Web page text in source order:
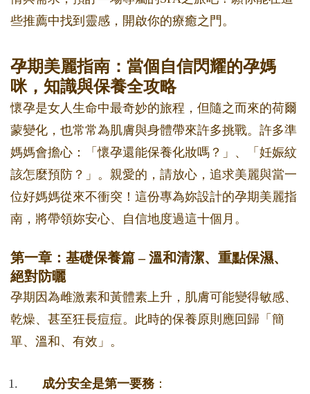
些推薦中找到靈感，開啟你的療癒之門。
孕期美麗指南：當個自信閃耀的孕媽
咪，知識與保養全攻略
懷孕是女人生命中最奇妙的旅程，但隨之而來的荷爾
蒙變化，也常常為肌膚與身體帶來許多挑戰。許多準
媽媽會擔心：「懷孕還能保養化妝嗎？」、「妊娠紋
該怎麼預防？」。親愛的，請放心，追求美麗與當一
位好媽媽從來不衝突！這份專為妳設計的孕期美麗指
南，將帶領妳安心、自信地度過這十個月。
第一章：基礎保養篇 – 溫和清潔、重點保濕、
絕對防曬
孕期因為雌激素和黃體素上升，肌膚可能變得敏感、
乾燥、甚至狂長痘痘。此時的保養原則應回歸「簡
單、溫和、有效」。
成分安全是第一要務：